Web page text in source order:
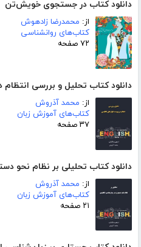
دانلود کتاب در جستجوی خویش‌تن
از: محمدرضا زادهوش
کتاب‌های روانشناسی
۷۲ صفحه
دانلود کتاب تحلیل و بررسی
از: محمد آذروش
کتاب‌های آموزش زبان
۳۷ صفحه
دانلود کتاب تحلیلی بر نظام نحو
از: محمد آذروش
کتاب‌های آموزش زبان
۲۱ صفحه